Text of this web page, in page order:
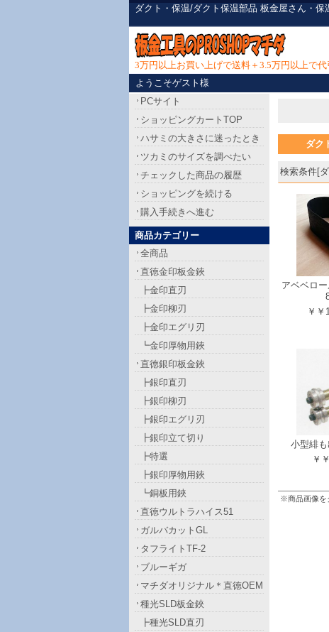
ダクト・保温/ダクト保温部品 板金屋さん・
3万円以上お買い上げで送料＋3.5万円以上で
ようこそゲスト様
ダク
検索条件[
アベベロ
￥￥
小型緋
￥
※商品画像を
PCサイト
ショッピングカートTOP
ハサミの大きさに迷ったとき
ツカミのサイズを調べたい
チェックした商品の履歴
ショッピングを続ける
購入手続きへ進む
商品カテゴリー
全商品
直徳金印板金鋏
┣金印直刃
┣金印柳刃
┣金印エグリ刃
┗金印厚物用鋏
直徳銀印板金鋏
┣銀印直刃
┣銀印柳刃
┣銀印エグリ刃
┣銀印立て切り
┣特選
┣銀印厚物用鋏
┗銅板用鋏
直徳ウルトラハイス51
ガルバカットGL
タフライトTF-2
ブルーギガ
マチダオリジナル＊直徳OEM
種光SLD板金鋏
┣種光SLD直刃